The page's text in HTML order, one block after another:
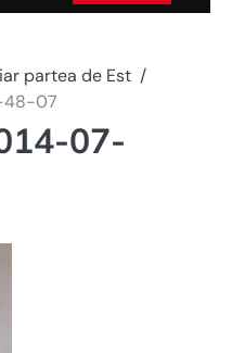
partea de Est
48-07
07-